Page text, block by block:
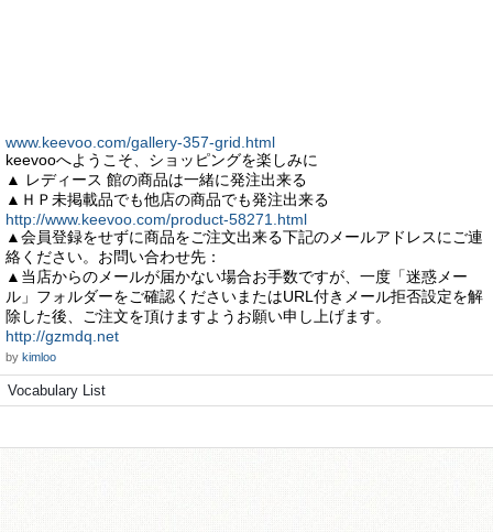
www.keevoo.com/gallery-357-grid.html
keevooへようこそ、ショッピングを楽しみに
▲ レディース 館の商品は一緒に発注出来る
▲ＨＰ未掲載品でも他店の商品でも発注出来る
http://www.keevoo.com/product-58271.html
▲会員登録をせずに商品をご注文出来る下記のメールアドレスにご連
絡ください。お問い合わせ先：
▲当店からのメールが届かない場合お手数ですが、一度「迷惑メー
ル」フォルダーをご確認くださいまたはURL付きメール拒否設定を解
除した後、ご注文を頂けますようお願い申し上げます。
http://gzmdq.net
by kimloo
Vocabulary List